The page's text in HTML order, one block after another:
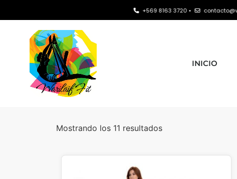
+569 8163 3720 • contacto@warilaif.cl •
INICIO
Mostrando los 11 resultados